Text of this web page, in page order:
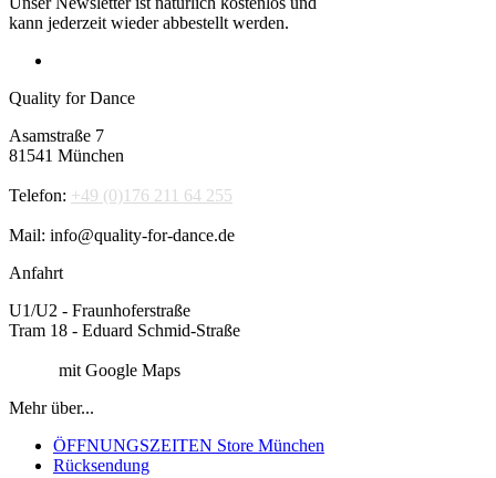
kann jederzeit wieder abbestellt werden.
Quality for Dance
Asamstraße 7
81541 München
Telefon: +49 (0)176 211 64 255
Mail: info@quality-for-dance.de
Anfahrt
U1/U2 - Fraunhoferstraße
Tram 18 - Eduard Schmid-Straße
mit Google Maps
Mehr über...
ÖFFNUNGSZEITEN Store München
Rücksendung